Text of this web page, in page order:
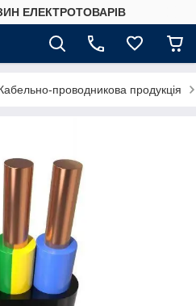
ЕЛЕКТРОТОВАРІВ
проводникова продукція